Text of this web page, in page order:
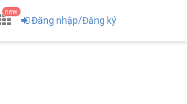
new
Đăng nhập/Đăng ký